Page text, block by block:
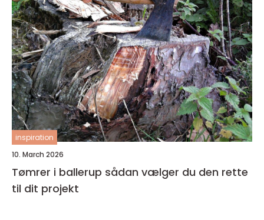
inspiration
10. March 2026
Tømrer i ballerup sådan vælger du den rette
til dit projekt